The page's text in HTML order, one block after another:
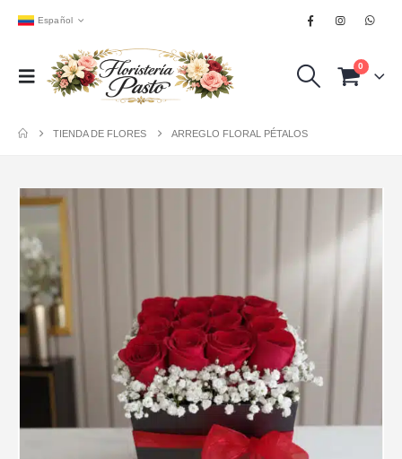
Español
0
TIENDA DE FLORES ARREGLO FLORAL PÉTALOS